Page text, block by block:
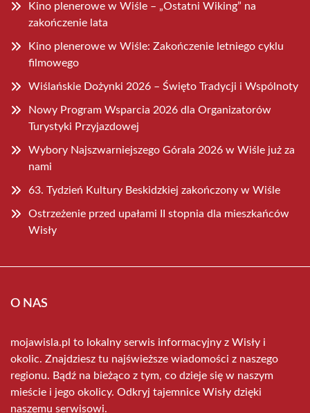
Kino plenerowe w Wiśle – „Ostatni Wiking” na
zakończenie lata
Kino plenerowe w Wiśle: Zakończenie letniego cyklu
filmowego
Wiślańskie Dożynki 2026 – Święto Tradycji i Wspólnoty
Nowy Program Wsparcia 2026 dla Organizatorów
Turystyki Przyjazdowej
Wybory Najszwarniejszego Górala 2026 w Wiśle już za
nami
63. Tydzień Kultury Beskidzkiej zakończony w Wiśle
Ostrzeżenie przed upałami II stopnia dla mieszkańców
Wisły
O NAS
mojawisla.pl to lokalny serwis informacyjny z Wisły i
okolic. Znajdziesz tu najświeższe wiadomości z naszego
regionu. Bądź na bieżąco z tym, co dzieje się w naszym
mieście i jego okolicy. Odkryj tajemnice Wisły dzięki
naszemu serwisowi.